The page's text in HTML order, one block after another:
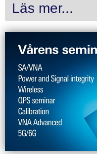
Läs mer...